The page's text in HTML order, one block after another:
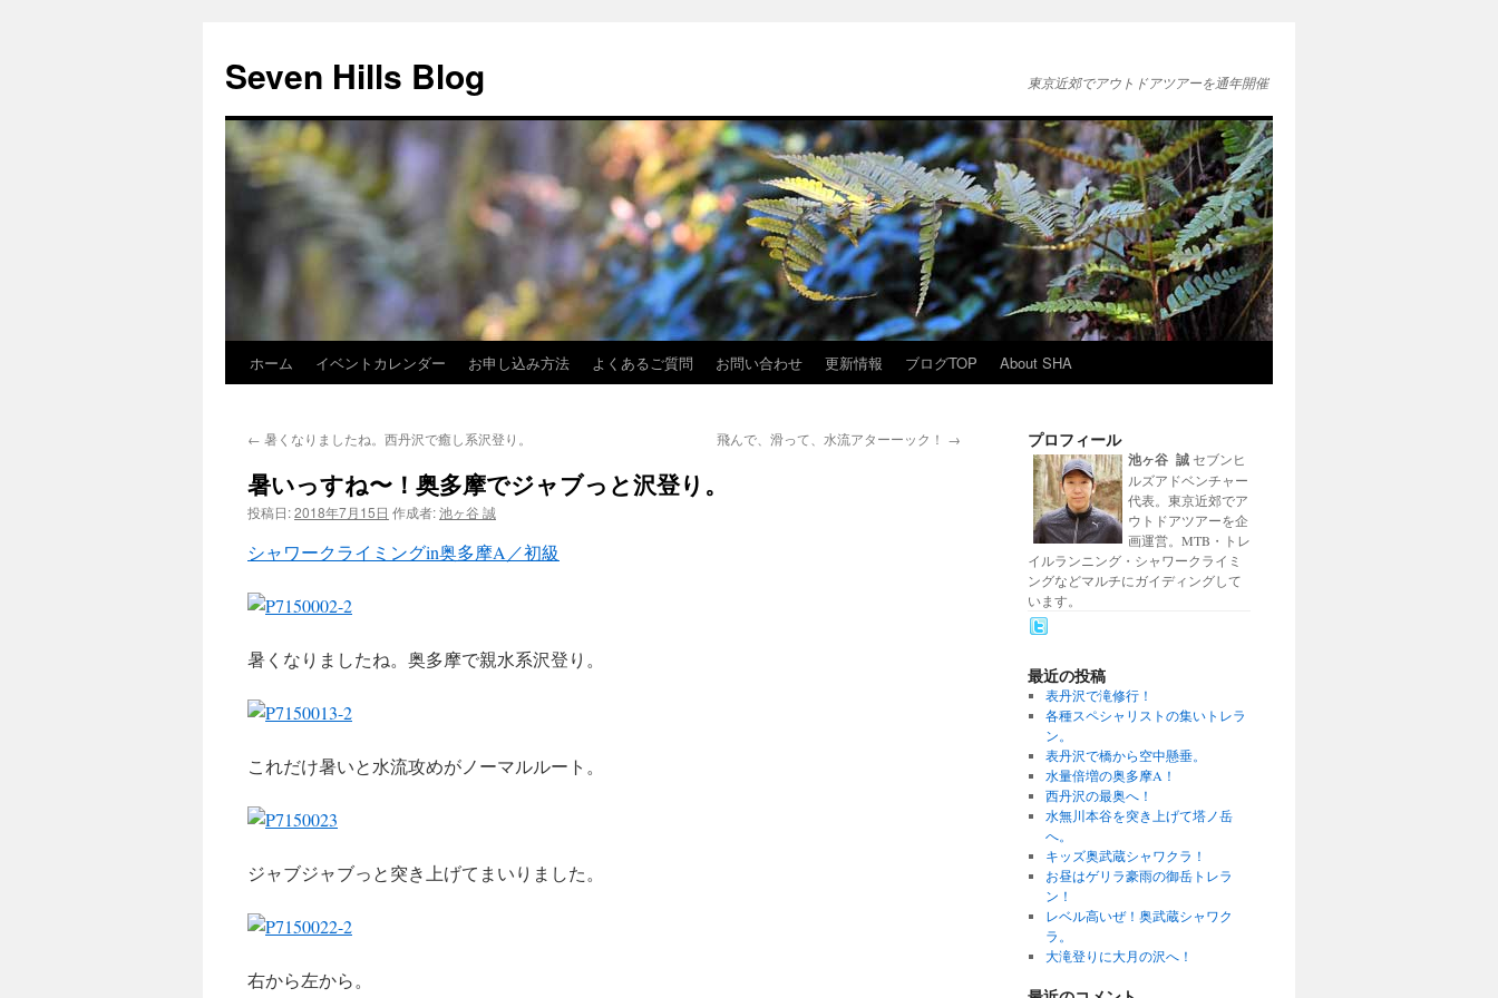
Seven Hills Blog 東京近郊でアウトドアツアーを通年開催
ン
ス
ッ
ホーム イベントカレンダー お申し込み方法 よくあるご質問 お問い合わせ 更新情報 ブログTOP About SHA
← 暑くなりましたね。西丹沢で癒し系沢登り。 飛んで、滑って、水流アターーック！ →
暑いっすね〜！奥多摩でジャブっと沢登り。
投稿日:2018年7月15日 作成者:池ヶ谷 誠
シャワークライミングin奥多摩A／初級
暑くなりましたね。奥多摩で親水系沢登り。
これだけ暑いと水流攻めがノーマルルート。
ジャブジャブっと突き上げてまいりました。
右から左から。
プロフィール
池ヶ谷 誠 セブンヒ
ルズアドベンチャー
代表。東京近郊でア
ウトドアツアーを企
画運営。MTB・トレ
イルランニング・シャワークライミ
ングなどマルチにガイディングして
います。
最近の投稿
表丹沢で滝修行！
各種スペシャリストの集いトレラ
ン。
表丹沢で橋から空中懸垂。
水量倍増の奥多摩A！
西丹沢の最奥へ！
水無川本谷を突き上げて塔ノ岳
へ。
キッズ奥武蔵シャワクラ！
お昼はゲリラ豪雨の御岳トレラ
ン！
レベル高いぜ！奥武蔵シャワク
ラ。
大滝登りに大月の沢へ！